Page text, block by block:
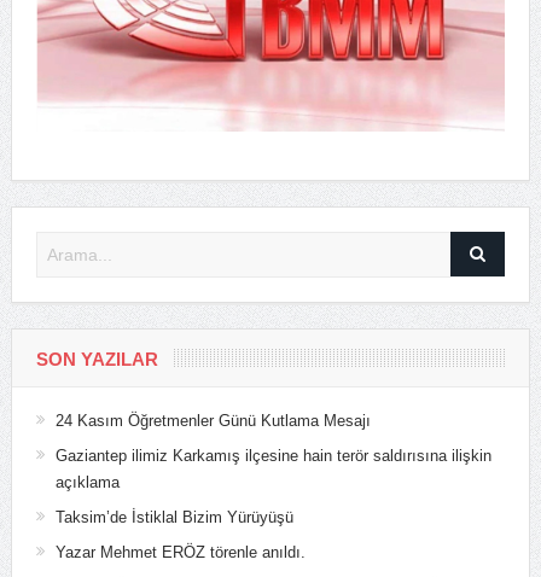
SON YAZILAR
24 Kasım Öğretmenler Günü Kutlama Mesajı
Gaziantep ilimiz Karkamış ilçesine hain terör saldırısına ilişkin
açıklama
Taksim’de İstiklal Bizim Yürüyüşü
Yazar Mehmet ERÖZ törenle anıldı.